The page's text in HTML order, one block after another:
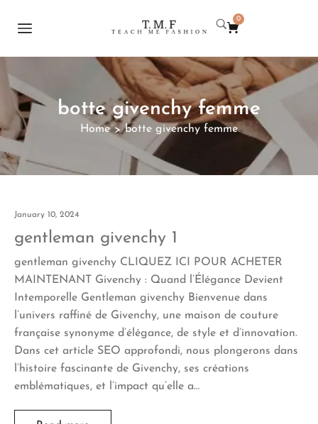
0
botte givenchy femme
Home > botte givenchy femme
January 10, 2024
gentleman givenchy 1
gentleman givenchy CLIQUEZ ICI POUR ACHETER
MAINTENANT Givenchy : Quand l’Élégance Devient
Intemporelle Gentleman givenchy Bienvenue dans
l’univers raffiné de Givenchy, une maison de couture
française synonyme d’élégance, de style et d’innovation.
Dans cet article SEO approfondi, nous plongerons dans
l’histoire fascinante de Givenchy, ses créations
emblématiques, et l’impact qu’elle a…